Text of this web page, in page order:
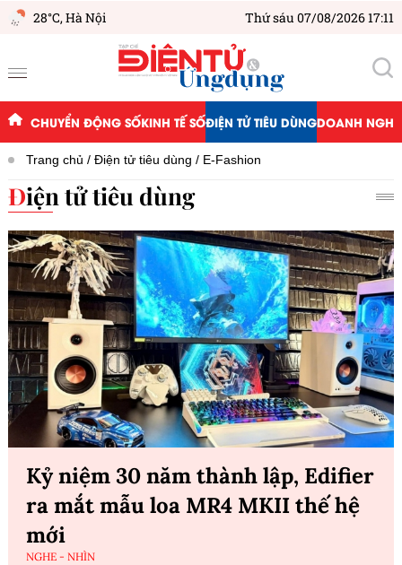
28°C,Hà Nội Thứ sáu 07/08/2026 17:11
CHUYỂN ĐỘNG SỐKINH TẾ SỐĐIỆN TỬ TIÊU DÙNGDOANH
Trang chủ Điện tử tiêu dùng E-Fashion
Điện tử tiêu dùng
Kỷ niệm 30 năm thành lập, Edifier
ra mắt mẫu loa MR4 MKII thế hệ
mới
NGHE - NHÌN